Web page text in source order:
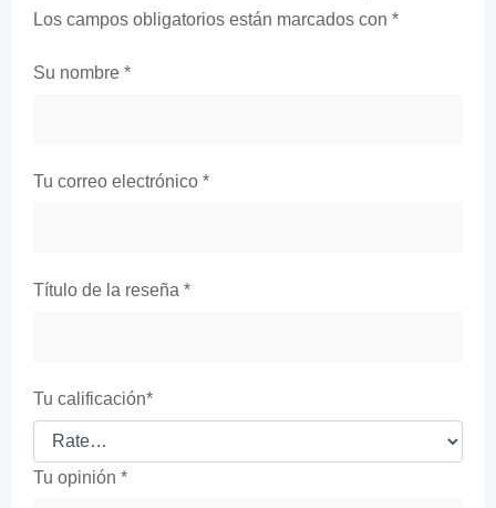
Los campos obligatorios están marcados con *
Su nombre *
Tu correo electrónico *
Título de la reseña *
Tu calificación*
Tu opinión *